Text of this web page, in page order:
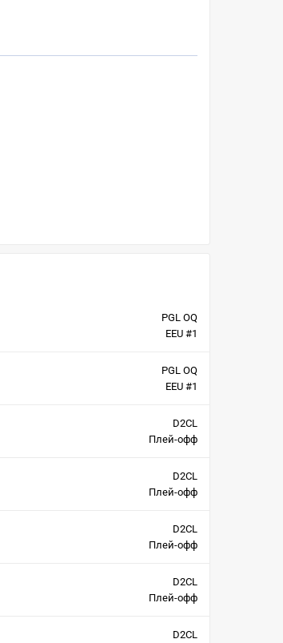
PGL OQ
EEU #1
PGL OQ
EEU #1
D2CL
Плей-офф
D2CL
Плей-офф
D2CL
Плей-офф
D2CL
Плей-офф
D2CL